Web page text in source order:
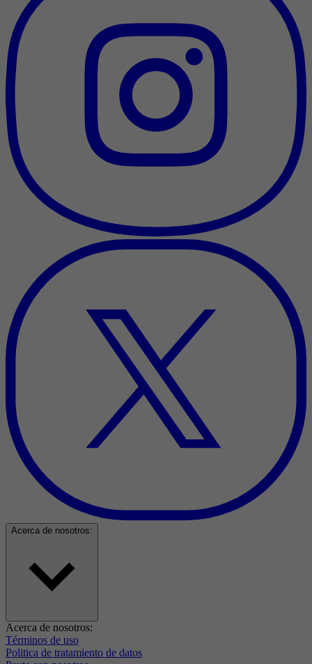
Acerca de nosotros:
Acerca de nosotros:
Términos de uso
Politica de tratamiento de datos